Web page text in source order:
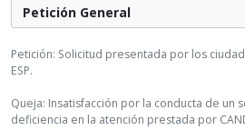
Petición General
Petición: Solicitud presentada por los
ESP.
Queja: Insatisfacción por la conducta de un
deficiencia en la atención prestada por